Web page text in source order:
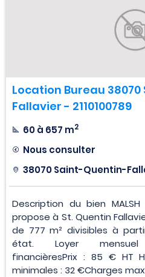
Location Bureau
Fallavier - 2110100789
60 à 657 m2
Nous consulter
38070 Saint-Quentin-
Description du bien
propose à St. Quentin
de 777 m² divisibles à
état. Loyer mensuel
financièresPrix : 85 € HT
minimales : 32 €Charges